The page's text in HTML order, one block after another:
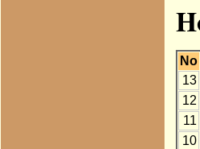
No
13
12
11
10